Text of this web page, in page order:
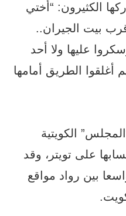
الكثيرون: “أختي
بيت الجيران..
عليها ولا أحد
أغلقوا الطريق أمامها
الكويتية
على تويتر، وقد
بين رواد مواقع